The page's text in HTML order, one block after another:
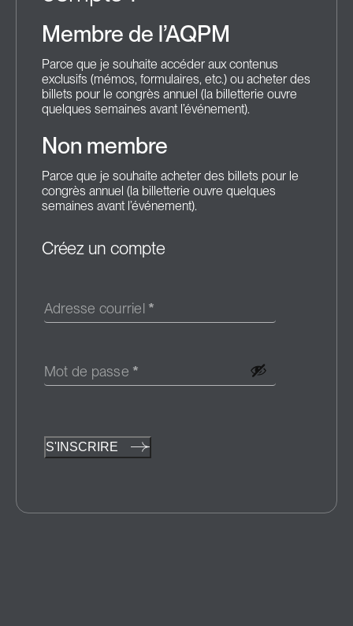
Membre de l’AQPM
Parce que je souhaite accéder aux contenus
exclusifs (mémos, formulaires, etc.) ou acheter des
billets pour le congrès annuel (la billetterie ouvre
quelques semaines avant l’événement).
Non membre
Parce que je souhaite acheter des billets pour le
congrès annuel (la billetterie ouvre quelques
semaines avant l’événement).
Créez un compte
Adresse courriel *
Mot de passe *
S'INSCRIRE